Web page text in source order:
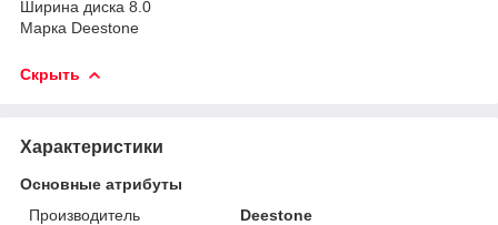
Ширина диска 8.0
Марка Deestone
Скрыть
Характеристики
Основные атрибуты
Производитель
Deestone